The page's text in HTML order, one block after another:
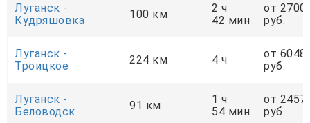
Луганск -
Кудряшовка
100 км
2 ч
42 мин
от 2700
руб.
Луганск -
Троицкое
224 км 4 ч
от 6048
руб.
Луганск -
Беловодск
91 км
1 ч
54 мин
от 2457
руб.